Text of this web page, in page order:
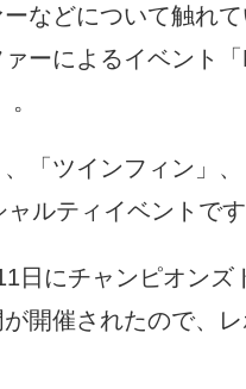
などについて触れ
ーによるイベント
、「ツインフィン」
ルティイベントです
日にチャンピオン
開催されたので、